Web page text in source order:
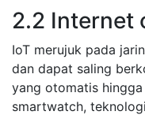
2.2 Internet
IoT merujuk pada
dan dapat saling
yang otomatis
smartwatch,